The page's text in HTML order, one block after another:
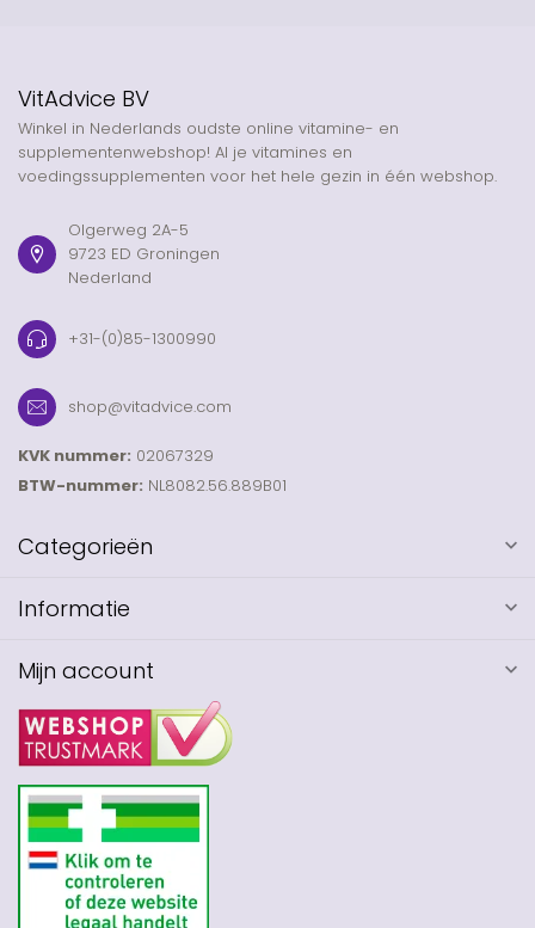
VitAdvice BV
Winkel in Nederlands oudste online vitamine- en
supplementenwebshop! Al je vitamines en
voedingssupplementen voor het hele gezin in één webshop.
Olgerweg 2A-5
9723 ED Groningen
Nederland
+31-(0)85-1300990
shop@vitadvice.com
KVK nummer: 02067329
BTW-nummer: NL8082.56.889B01
Categorieën
Informatie
Mijn account